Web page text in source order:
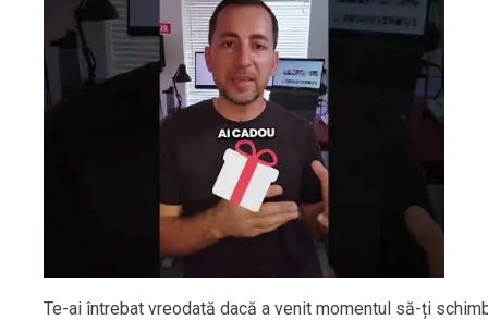
Te-ai întrebat vreodată dacă a venit momentul să-ți